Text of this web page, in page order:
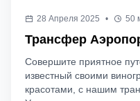
28 Апреля 2025 • 50
Трансфер
Совершите приятное
известный своими
красотами, с нашим